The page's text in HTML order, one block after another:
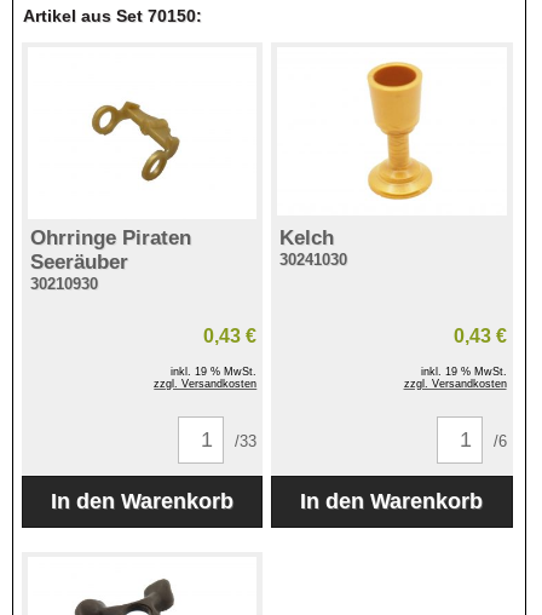
Artikel aus Set 70150:
Ohrringe Piraten
Seeräuber
30210930
0,43 €
inkl. 19 % MwSt.
zzgl. Versandkosten
/33
Kelch
30241030
0,43 €
inkl. 19 % MwSt.
zzgl. Versandkosten
/6